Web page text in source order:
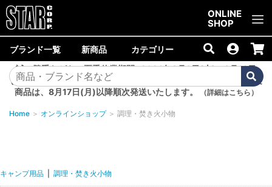
ONLINE
SHOP
ブランド一覧 新商品 カテゴリー
誠に勝手ながら、夏季休業期間<2026年8月8日(土)～8月16日
(日)>中は商品の発送を休止いたします。8月7日(金)以降のご注文
商品は、8月17日(月)以降順次発送いたします。
（詳細はこちら）
Home ＞ オンラインショップ ＞ 調理・焚き火小物
キャンプ用品 調理・焚き火小物